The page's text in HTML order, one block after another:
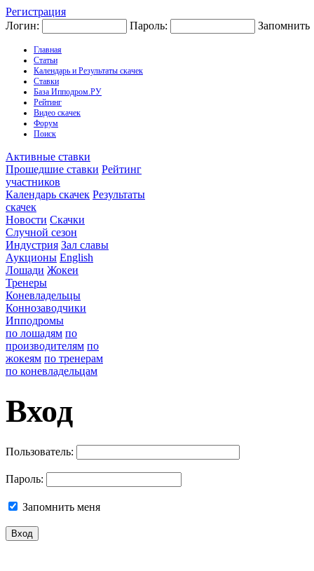
Регистрация
Логин:
Пароль: Запомнить
Главная
Статьи
Календарь и Результаты скачек
Ставки
База Ипподром.РУ
Рейтинг
Видео скачек
Форум
Поиск
Активные ставки
Прошедшие ставки Рейтинг
участников
Календарь скачек Результаты
скачек
Новости Скачки
Случной сезон
Индустрия Зал славы
Аукционы English
Лошади Жокеи
Тренеры
Коневладельцы
Коннозаводчики
Ипподромы
по лошадям по
производителям по
жокеям по тренерам
по коневладельцам
Вход
Пользователь:
Пароль:
Запомнить меня